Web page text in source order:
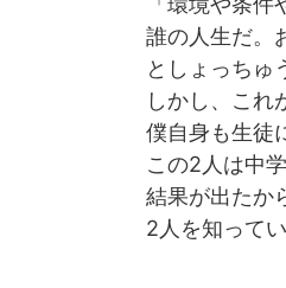
誰の人生だ。
としょっちゅ
しかし、これ
僕自身も生徒
この2人は中
結果が出たか
2人を知って